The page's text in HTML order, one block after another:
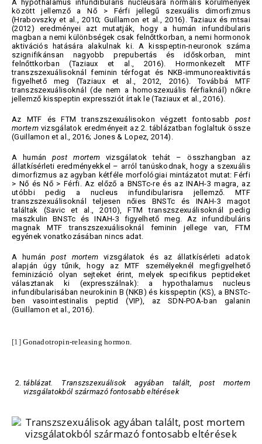
A hypothalamus infundibularis nucleusára normális körülmények
között jellemző a Nő > Férfi jellegű szexuális dimorfizmus
(Hrabovszky et al., 2010; Guillamon et al., 2016). Taziaux és mtsai
(2012) eredményei azt mutatják, hogy a humán infundibularis
magban a nemi különbségek csak felnőttkorban, a nemi hormonok
aktivációs hatására alakulnak ki. A kisspeptin-neuronok száma
szignifikánsan nagyobb prepubertás és időskorban, mint
felnőttkorban (Taziaux et al., 2016). Hormonkezelt MTF
transzszexuálisoknál feminin térfogat és NKB-immunoreaktivitás
figyelhető meg (Taziaux et al., 2012, 2016). Továbbá MTF
transzszexuálisoknál (de nem a homoszexuális férfiaknál) nőkre
jellemző kisspeptin expressziót írtak le (Taziaux et al., 2016).
Az MTF és FTM transzszexuálisokon végzett fontosabb post
mortemvizsgálatok eredményeit az 2. táblázatban foglaltuk össze
(Guillamon et al., 2016; Jones & Lopez, 2014).
A humánpost mortem vizsgálatok tehát – összhangban az
állatkísérleti eredményekkel – arról tanúskodnak, hogy a szexuális
dimorfizmus az agyban kétféle morfológiai mintázatot mutat: Férfi
> Nő és Nő > Férfi. Az előző a BNSTc-re és az INAH-3 magra, az
utóbbi pedig a nucleus infundibularisra jellemző. MTF
transzszexuálisoknál teljesen nőies BNSTc és INAH-3 magot
találtak (Savic et al., 2010), FTM transzszexuálisoknál pedig
maszkulin BNSTc és INAH-3 figyelhető meg. Az infundibuláris
magnak MTF transzszexuálisoknál feminin jellege van, FTM
egyének vonatkozásában nincs adat.
A humánpost mortem vizsgálatok és az állatkísérleti adatok
alapján úgy tűnik, hogy az MTF személyeknél megfigyelhető
feminizáció olyan sejteket érint, melyek specifikus peptideket
választanak ki (expresszálnak): a hypothalamus nucleus
infundibularisában neurokinin B (NKB) és kisspeptin (KS), a BNSTc-
ben vasointestinalis peptid (VIP), az SDN-POA-ban galanin
(Guillamon et al., 2016).
[1]Gonadotropin-releasing hormon.
táblázat. Transzszexuálisok agyában talált, post mortem
vizsgálatokból származó fontosabb eltérések